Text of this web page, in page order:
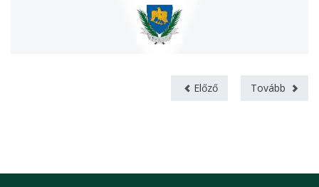
Előző Tovább